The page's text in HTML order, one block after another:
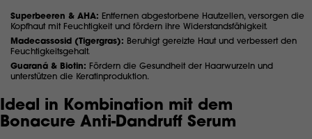
Superbeeren & AHA: Entfernen abgestorbene Hautzellen, versorgen die
Kopfhaut mit Feuchtigkeit und fördern ihre Widerstandsfähigkeit.
Madecassosid (Tigergras): Beruhigt gereizte Haut und verbessert den
Feuchtigkeitsgehalt.
Guaraná & Biotin: Fördern die Gesundheit der Haarwurzeln und
unterstützen die Keratinproduktion.
Ideal in Kombination mit dem
Bonacure Anti-Dandruff Serum